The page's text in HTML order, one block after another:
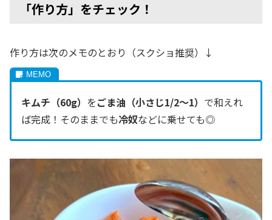
「作り方」をチェック！
作り方は次のメモのとおり（スクショ推奨）↓
キムチ（60g） をごま油（小さじ1/2〜1） で和えれ
ば完成！そのままでも冷奴などに乗せても◎